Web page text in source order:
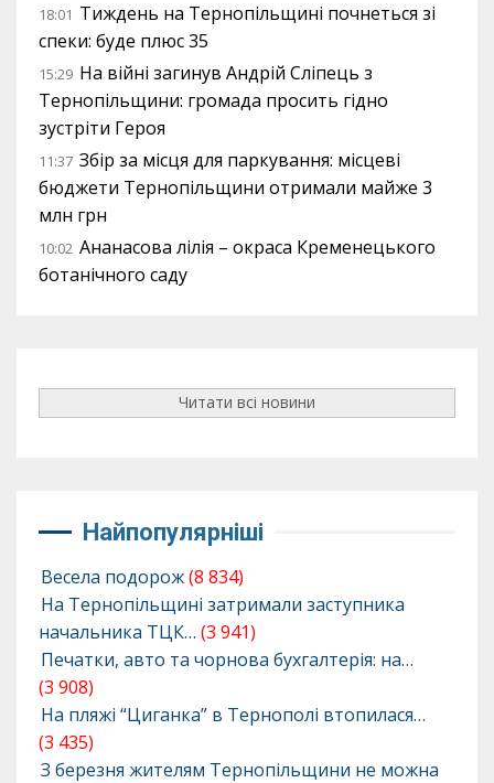
18:01 Тиждень на Тернопільщині почнеться зі
спеки: буде плюс 35
15:29 На війні загинув Андрій Сліпець з
Тернопільщини: громада просить гідно
зустріти Героя
11:37 Збір за місця для паркування: місцеві
бюджети Тернопільщини отримали майже 3
млн грн
10:02 Ананасова лілія – окраса Кременецького
ботанічного саду
Читати всі новини
Найпопулярніші
Весела подорож(8 834)
На Тернопільщині затримали заступника
начальника ТЦК… (3 941)
Печатки, авто та чорнова бухгалтерія: на…
(3 908)
На пляжі “Циганка” в Тернополі втопилася…
(3 435)
З березня жителям Тернопільщини не можна